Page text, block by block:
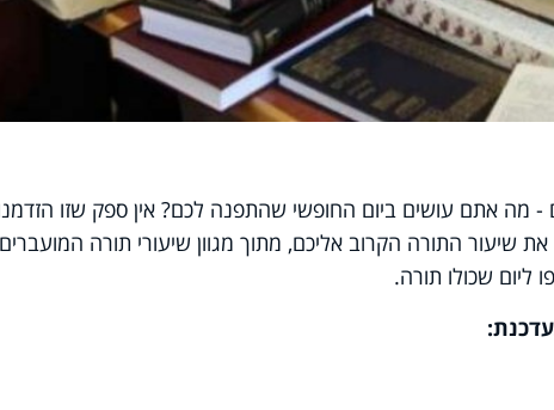
- מה אתם עושים ביום החופשי שהתפנה לכם? אין ספק שזו
התורה הקרוב אליכם, מתוך מגוון שיעורי תורה
ליום שכולו תורה.